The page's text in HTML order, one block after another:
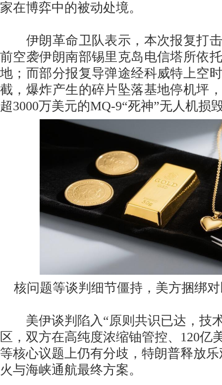
家在博弈中的被动处境。
伊朗革命卫队表示，本次报复打击
前空袭伊朗南部锡里克岛电信塔所依
地；而部分报复导弹途经科威特上空
截，爆炸产生的碎片坠落基地停机坪
超3000万美元的MQ-9“死神”无人机损
核问题等谈判细节僵持，美方捆绑
美伊谈判陷入“原则共识已达，技
区，双方在高纯度浓缩铀管控、120亿
等核心议题上仍有分歧，特朗普释放
火与海峡通航最终方案。